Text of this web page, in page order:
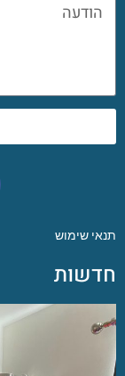
תנאי שימוש
חדשות